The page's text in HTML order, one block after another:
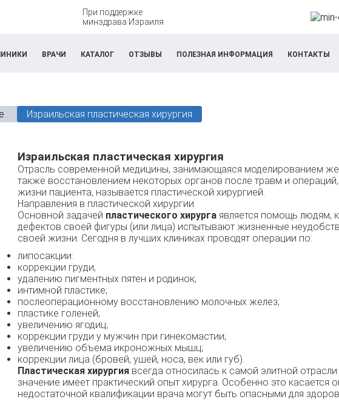
При поддержке
минздрава Израиля
ВРАЧИ КАТАЛОГ ОТЗЫВЫ ПОЛЕЗНАЯ ИНФОРМАЦИЯ КОНТАКТЫ
Израильская пластическая хирургия
Израильская пластическая хирургия
Отрасль современной медицины, занимающаяся моделированием
также восстановлением некоторых органов после травм и
жизни пациента, называется пластической хирургией.
Направления в пластической хирургии
Основной задачей пластического хирурга является помощь людям,
дефектов своей фигуры (или лица) испытывают жизненные
своей жизни. Сегодня в лучших клиниках проводят операции по:
липосакции:
коррекции груди;
удалению пигментных пятен и родинок;
интимной пластике;
послеоперационному восстановлению молочных желез;
пластике голеней;
увеличению ягодиц;
коррекции груди у мужчин при гинекомастии;
увеличению объема икроножных мышц;
коррекции лица (бровей, ушей, носа, век или губ).
Пластическая хирургия всегда относилась к самой элитной
значение имеет практический опыт хирурга. Особенно это касается
недостаточной квалификации врача могут быть опасными для